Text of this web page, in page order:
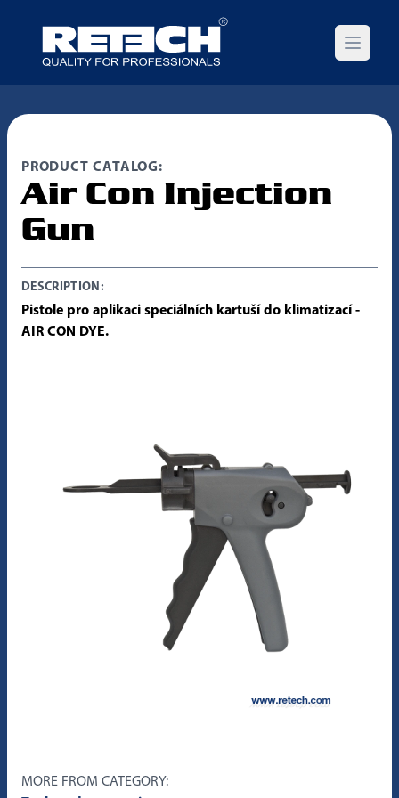
Open
PRODUCT CATALOG:
Air Con Injection
Gun
DESCRIPTION:
Pistole pro aplikaci speciálních kartuší do klimatizací -
AIR CON DYE.
MORE FROM CATEGORY: